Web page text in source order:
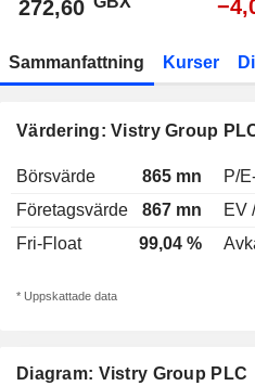
272,60
Sammanfattning Kurser
Värdering: Vistry Group
Börsvärde 865 mn P/
Företagsvärde
867 mn EV
Fri-Float
99,04 %
* Uppskattade data
Diagram: Vistry Group PLC